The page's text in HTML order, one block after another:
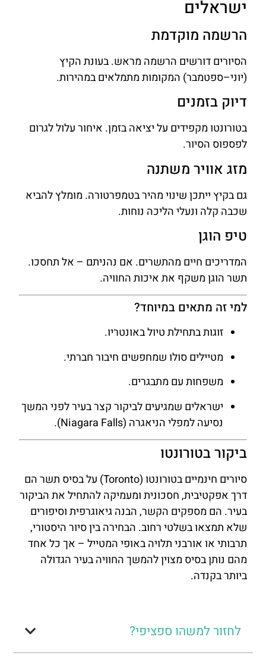
ישראלים
הרשמה מוקדמת
הסיורים דורשים הרשמה מראש. בעונת הקיץ
(יוני–ספטמבר) המקומות מתמלאים במהירות.
דיוק בזמנים
בטורונטו מקפידים על יציאה בזמן. איחור עלול לגרום
לפספוס הסיור.
מזג אוויר משתנה
גם בקיץ ייתכן שינוי מהיר בטמפרטורה. מומלץ להביא
שכבה קלה ונעלי הליכה נוחות.
טיפ הוגן
המדריכים חיים מהתשרים. אם נהניתם – אל תחסכו.
תשר הוגן משקף את איכות החוויה.
למי זה מתאים במיוחד?
זוגות בתחילת טיול באונטריו.
מטיילים סולו שמחפשים חיבור חברתי.
משפחות עם מתבגרים.
ישראלים שמגיעים לביקור קצר בעיר לפני המשך
נסיעה למפלי הניאגרה (Niagara Falls).
ביקור בטורונטו
סיורים חינמיים בטורונטו (Toronto) על בסיס תשר הם
דרך אפקטיבית, חסכונית ומעמיקה להתחיל את הביקור
בעיר. הם מספקים הקשר, הבנה גיאוגרפית וסיפורים
שלא תמצאו בשלטי רחוב. הבחירה בין סיור היסטורי,
תרבותי או אורבני תלויה באופי המטייל – אך כל אחד
מהם נותן בסיס מצוין להמשך החוויה בעיר הגדולה
ביותר בקנדה.
לחזור למשהו ספציפי?